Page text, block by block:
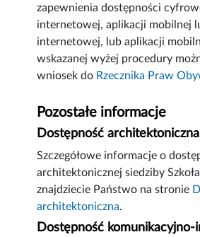
zapewnienia dostępności
internetowej, aplikacji mobilnej
internetowej, lub aplikacji
wskazanej wyżej procedury
wniosek do Rzecznika Praw
Pozostałe informacje
Dostępność architektoniczna
Szczegółowe informacje o
architektonicznej siedziby
znajdziecie Państwo na stronie
architektoniczna.
Dostępność komunikacyjno-